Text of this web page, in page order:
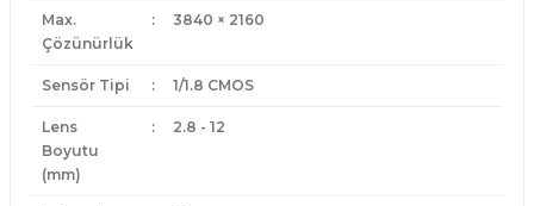
Max.
Çözünürlük
: 3840 × 2160
Sensör Tipi : 1/1.8 CMOS
Lens
Boyutu
(mm)
: 2.8 - 12